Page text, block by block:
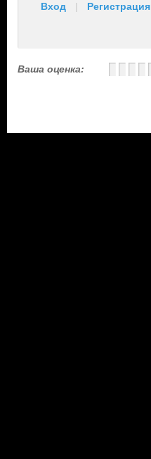
Вход | Регистрация
Ваша оценка: